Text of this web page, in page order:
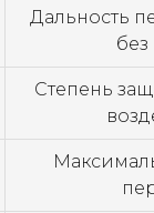
Дальность
без
Степень